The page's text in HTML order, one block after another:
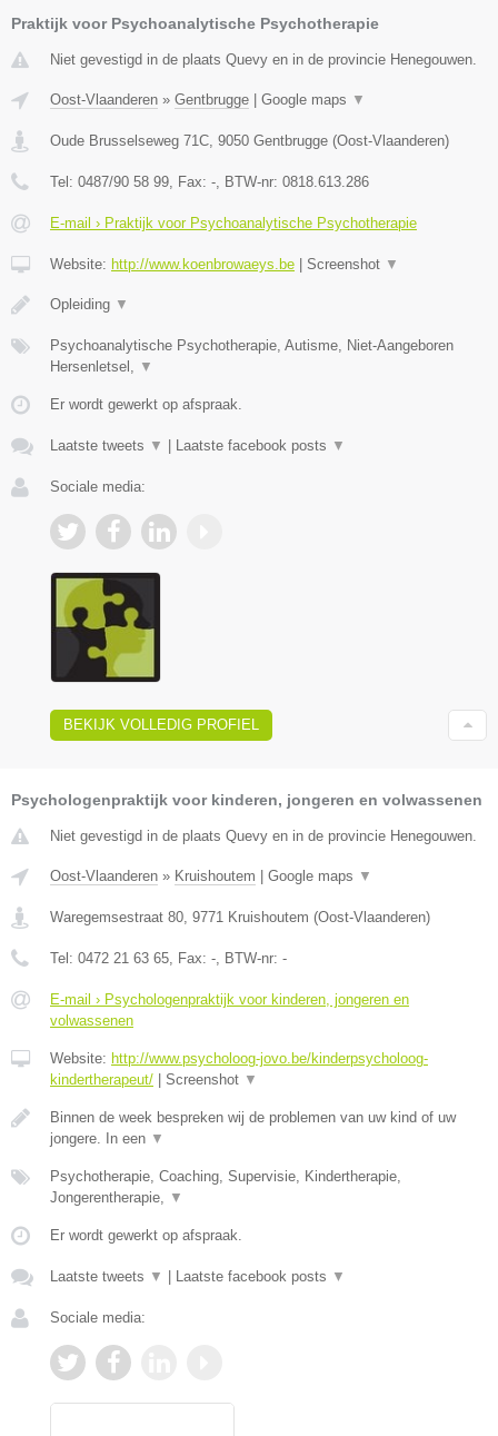
Praktijk voor Psychoanalytische Psychotherapie
Niet gevestigd in de plaats Quevy en in de provincie Henegouwen.
Oost-Vlaanderen » Gentbrugge Google maps ▼
Oude Brusselseweg 71C, 9050 Gentbrugge (Oost-Vlaanderen)
Tel: 0487/90 58 99, Fax: -, BTW-nr: 0818.613.286
E-mail › Praktijk voor Psychoanalytische Psychotherapie
Website: http://www.koenbrowaeys.be Screenshot ▼
Opleiding ▼
Psychoanalytische Psychotherapie, Autisme, Niet-Aangeboren
Hersenletsel, ▼
Er wordt gewerkt op afspraak.
Laatste tweets ▼ Laatste facebook posts ▼
Sociale media:
BEKIJK VOLLEDIG PROFIEL
Psychologenpraktijk voor kinderen, jongeren en volwassenen
Niet gevestigd in de plaats Quevy en in de provincie Henegouwen.
Oost-Vlaanderen » Kruishoutem Google maps ▼
Waregemsestraat 80, 9771 Kruishoutem (Oost-Vlaanderen)
Tel: 0472 21 63 65, Fax: -, BTW-nr: -
E-mail › Psychologenpraktijk voor kinderen, jongeren en
volwassenen
Website: http://www.psycholoog-jovo.be/kinderpsycholoog-
kindertherapeut/
Screenshot ▼
Binnen de week bespreken wij de problemen van uw kind of uw
jongere. In een ▼
Psychotherapie, Coaching, Supervisie, Kindertherapie,
Jongerentherapie, ▼
Er wordt gewerkt op afspraak.
Laatste tweets ▼ Laatste facebook posts ▼
Sociale media: